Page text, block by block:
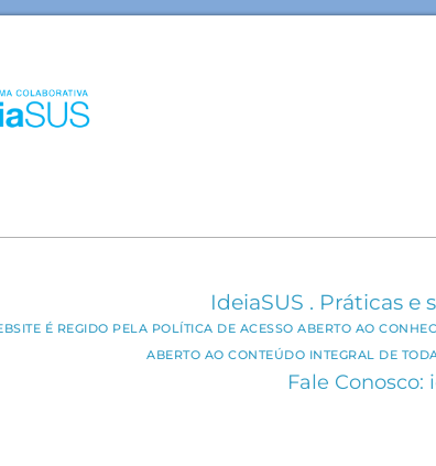
IdeiaSUS . Práticas e
É REGIDO PELA POLÍTICA DE ACESSO ABERTO AO
ABERTO AO CONTEÚDO INTEGRAL DE
Fale Conosco: